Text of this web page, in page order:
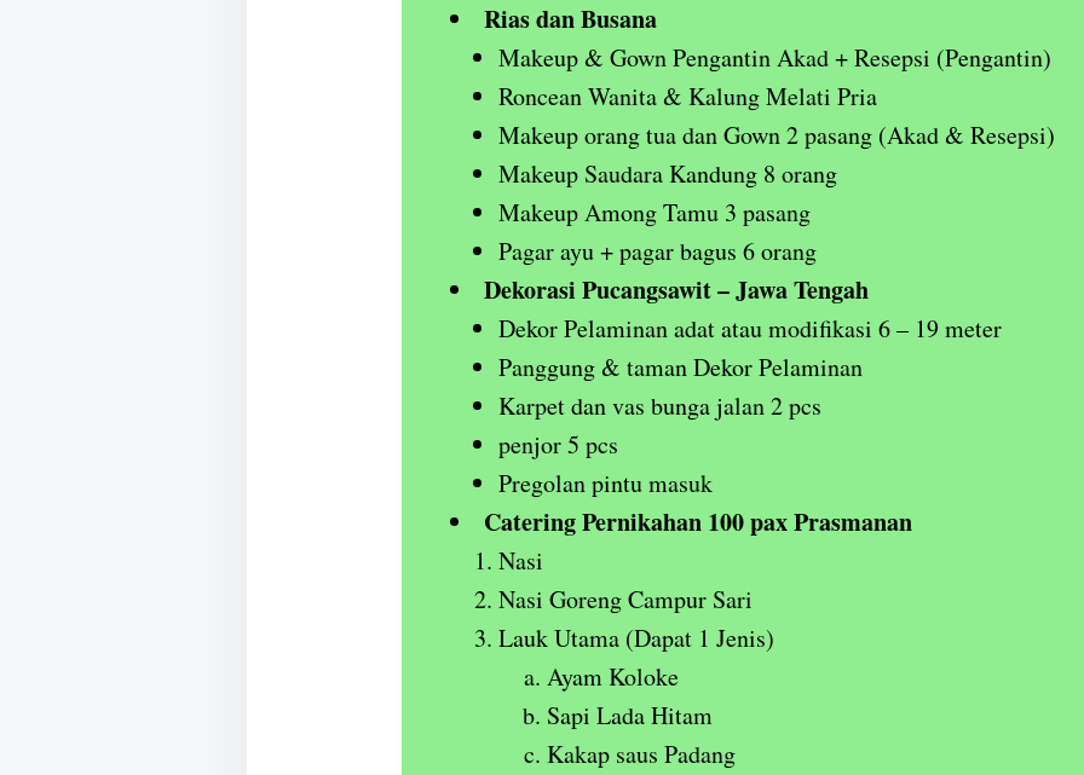
Rias dan Busana
Makeup & Gown Pengantin Akad + Resepsi (Pengantin)
Roncean Wanita & Kalung Melati Pria
Makeup orang tua dan Gown 2 pasang (Akad & Resepsi)
Makeup Saudara Kandung 8 orang
Makeup Among Tamu 3 pasang
Pagar ayu + pagar bagus 6 orang
Dekorasi Pucangsawit – Jawa Tengah
Dekor Pelaminan adat atau modifikasi 6 – 19 meter
Panggung & taman Dekor Pelaminan
Karpet dan vas bunga jalan 2 pcs
penjor 5 pcs
Pregolan pintu masuk
Catering Pernikahan 100 pax Prasmanan
Nasi
Nasi Goreng Campur Sari
Lauk Utama (Dapat 1 Jenis)
Ayam Koloke
Sapi Lada Hitam
Kakap saus Padang